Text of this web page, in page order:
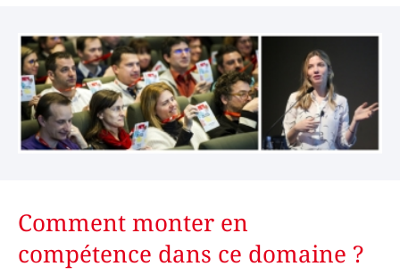
Comment monter en
compétence dans ce domaine ?